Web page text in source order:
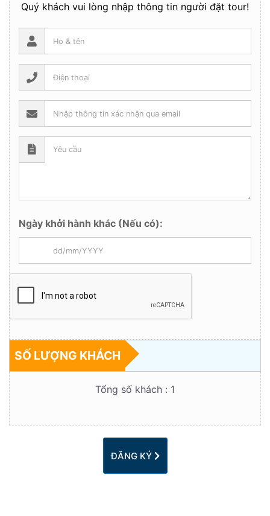
Quý khách vui lòng nhập thông tin người đặt tour!
Ngày khởi hành khác (Nếu có):
SỐ LƯỢNG KHÁCH
Tổng số khách : 1
ĐĂNG KÝ